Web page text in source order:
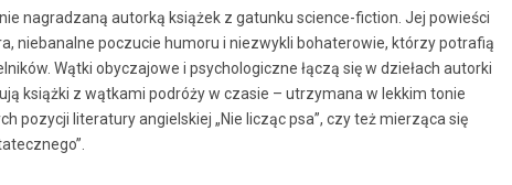
nagradzaną autorką książek z gatunku science-fiction. Jej powieści
niebanalne poczucie humoru i niezwykli bohaterowie, którzy potrafią
Wątki obyczajowe i psychologiczne łączą się w dziełach autorki
książki z wątkami podróży w czasie – utrzymana w lekkim tonie
pozycji literatury angielskiej „Nie licząc psa”, czy też mierząca się